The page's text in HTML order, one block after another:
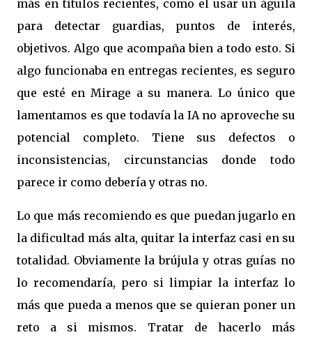
más en títulos recientes, como el usar un águila
para detectar guardias, puntos de interés,
objetivos. Algo que acompaña bien a todo esto. Si
algo funcionaba en entregas recientes, es seguro
que esté en Mirage a su manera. Lo único que
lamentamos es que todavía la IA no aproveche su
potencial completo. Tiene sus defectos o
inconsistencias, circunstancias donde todo
parece ir como debería y otras no.
Lo que más recomiendo es que puedan jugarlo en
la dificultad más alta, quitar la interfaz casi en su
totalidad. Obviamente la brújula y otras guías no
lo recomendaría, pero si limpiar la interfaz lo
más que pueda a menos que se quieran poner un
reto a si mismos. Tratar de hacerlo más